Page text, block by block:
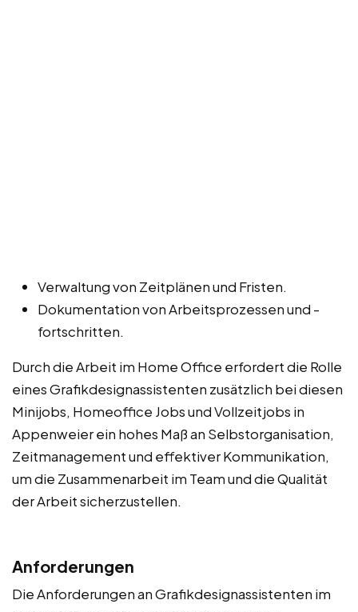
Verwaltung von Zeitplänen und Fristen.
Dokumentation von Arbeitsprozessen und -
fortschritten.
Durch die Arbeit im Home Office erfordert die Rolle
eines Grafikdesignassistenten zusätzlich bei diesen
Minijobs, Homeoffice Jobs und Vollzeitjobs in
Appenweier ein hohes Maß an Selbstorganisation,
Zeitmanagement und effektiver Kommunikation,
um die Zusammenarbeit im Team und die Qualität
der Arbeit sicherzustellen.
Anforderungen
Die Anforderungen an Grafikdesignassistenten im